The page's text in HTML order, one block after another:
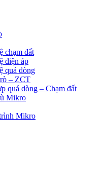
chạm đất
điện áp
quá dòng
– ZCT
quá dòng – Chạm đất
Mikro
Mikro